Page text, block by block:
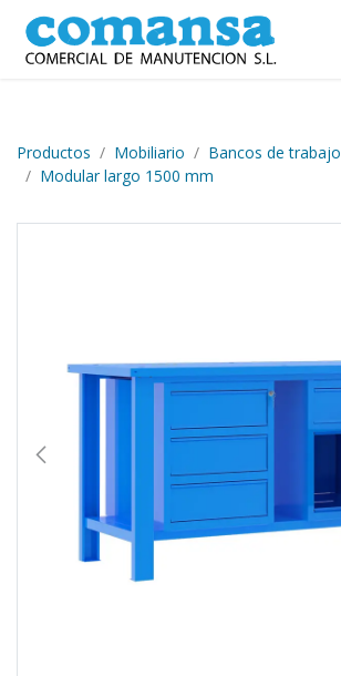
Ir al contenido
Productos Mobiliario Bancos de trabajo
Modular largo 1500 mm